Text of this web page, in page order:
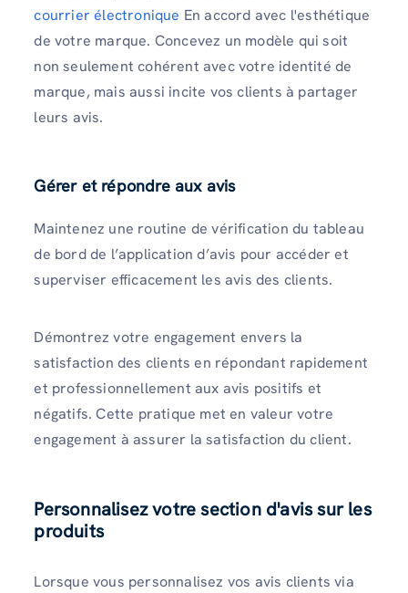
courrier électronique En accord avec l'esthétique
de votre marque. Concevez un modèle qui soit
non seulement cohérent avec votre identité de
marque, mais aussi incite vos clients à partager
leurs avis.
Gérer et répondre aux avis
Maintenez une routine de vérification du tableau
de bord de l’application d’avis pour accéder et
superviser efficacement les avis des clients.
Démontrez votre engagement envers la
satisfaction des clients en répondant rapidement
et professionnellement aux avis positifs et
négatifs. Cette pratique met en valeur votre
engagement à assurer la satisfaction du client.
Personnalisez votre section d'avis sur les
produits
Lorsque vous personnalisez vos avis clients via